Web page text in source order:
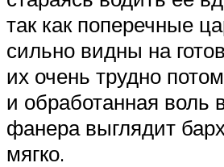
так как поперечные
сильно видны на
их очень трудно
и обработанная воль
фанера выглядит
мягко.